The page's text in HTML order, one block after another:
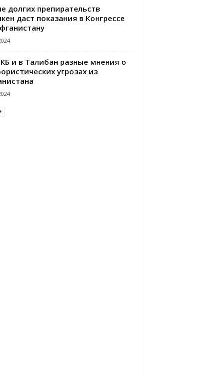
долгих препирательств
даст показания в Конгрессе
и в Талибан разные мнения о
угрозах из